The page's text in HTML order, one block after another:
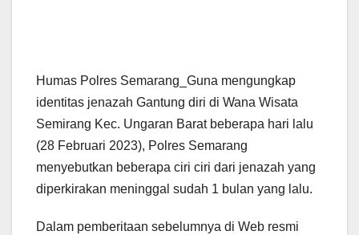
Humas Polres Semarang_Guna mengungkap
identitas jenazah Gantung diri di Wana Wisata
Semirang Kec. Ungaran Barat beberapa hari lalu
(28 Februari 2023), Polres Semarang
menyebutkan beberapa ciri ciri dari jenazah yang
diperkirakan meninggal sudah 1 bulan yang lalu.
Dalam pemberitaan sebelumnya di Web resmi